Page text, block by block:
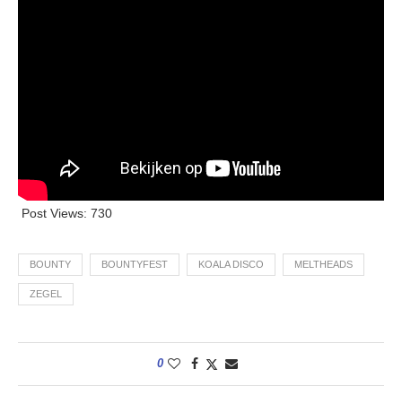
Post Views: 730
BOUNTY BOUNTYFEST KOALA DISCO MELTHEADS
ZEGEL
0